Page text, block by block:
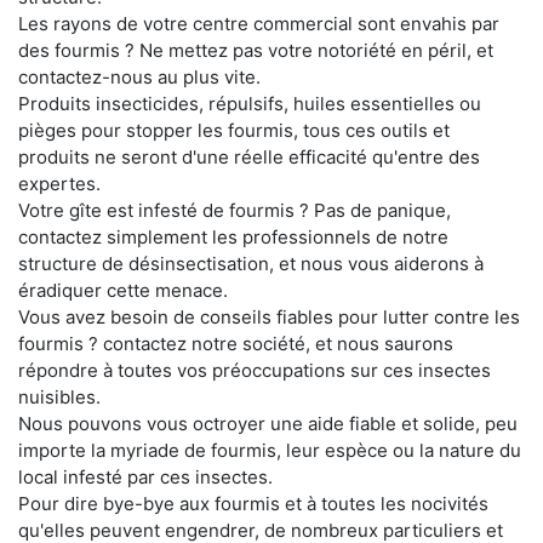
Les rayons de votre centre commercial sont envahis par
des fourmis ? Ne mettez pas votre notoriété en péril, et
contactez-nous au plus vite.
Produits insecticides, répulsifs, huiles essentielles ou
pièges pour stopper les fourmis, tous ces outils et
produits ne seront d'une réelle efficacité qu'entre des
expertes.
Votre gîte est infesté de fourmis ? Pas de panique,
contactez simplement les professionnels de notre
structure de désinsectisation, et nous vous aiderons à
éradiquer cette menace.
Vous avez besoin de conseils fiables pour lutter contre les
fourmis ? contactez notre société, et nous saurons
répondre à toutes vos préoccupations sur ces insectes
nuisibles.
Nous pouvons vous octroyer une aide fiable et solide, peu
importe la myriade de fourmis, leur espèce ou la nature du
local infesté par ces insectes.
Pour dire bye-bye aux fourmis et à toutes les nocivités
qu'elles peuvent engendrer, de nombreux particuliers et